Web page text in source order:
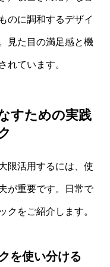
のに調和するデザイ
見た目の満足感と機
れています。
すための実践
限活用するには、使
が重要です。日常で
クをご紹介します。
を使い分ける